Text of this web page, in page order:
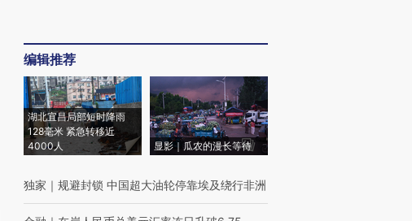
编辑推荐
湖北宜昌局部短时降雨
128毫米 紧急转移近
4000人
显影｜瓜农的漫长等待
独家 ｜ 规避封锁 中国超大油轮停靠埃及绕行非洲